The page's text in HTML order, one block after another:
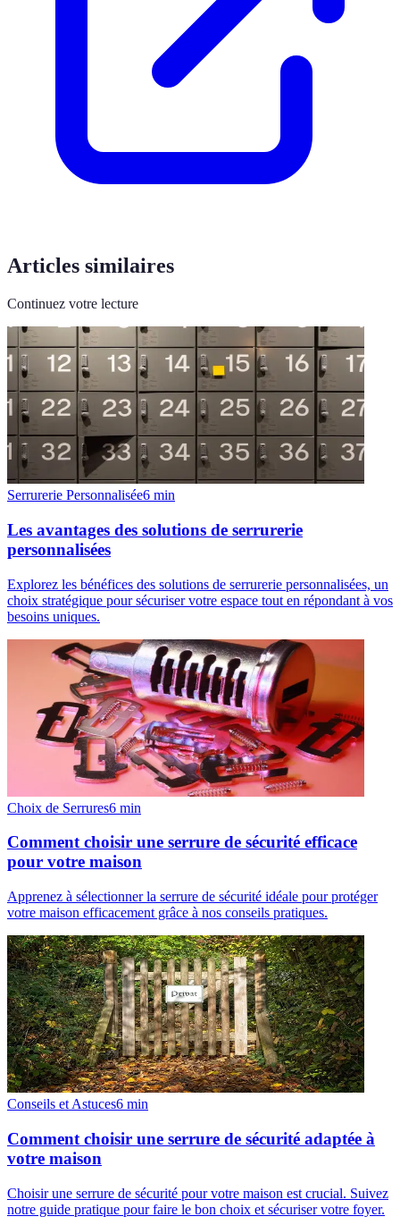
Articles similaires
Continuez votre lecture
Serrurerie Personnalisée6 min
Les avantages des solutions de serrurerie
personnalisées
Explorez les bénéfices des solutions de serrurerie personnalisées, un
choix stratégique pour sécuriser votre espace tout en répondant à vos
besoins uniques.
Choix de Serrures6 min
Comment choisir une serrure de sécurité efficace
pour votre maison
Apprenez à sélectionner la serrure de sécurité idéale pour protéger
votre maison efficacement grâce à nos conseils pratiques.
Conseils et Astuces6 min
Comment choisir une serrure de sécurité adaptée à
votre maison
Choisir une serrure de sécurité pour votre maison est crucial. Suivez
notre guide pratique pour faire le bon choix et sécuriser votre foyer.